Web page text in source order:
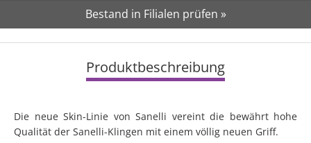
Bestand in Filialen prüfen »
Produktbeschreibung
Die neue Skin-Linie von Sanelli vereint die bewährt hohe
Qualität der Sanelli-Klingen mit einem völlig neuen Griff.